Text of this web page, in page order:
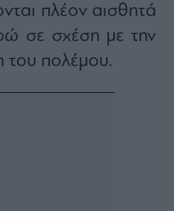
πλέον αισθητά
σε σχέση με την
του πολέμου.